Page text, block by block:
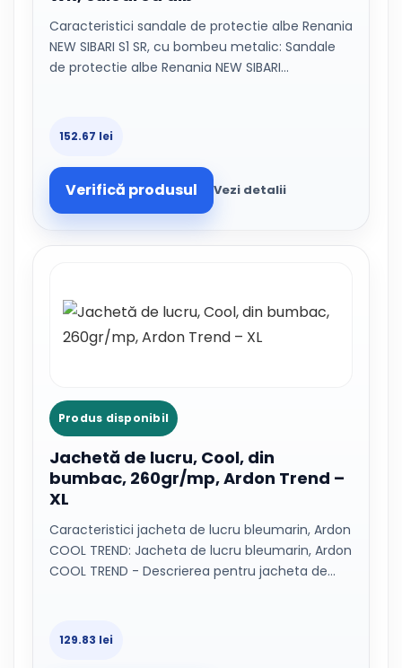
Caracteristici sandale de protectie albe Renania
NEW SIBARI S1 SR, cu bombeu metalic: Sandale
de protectie albe Renania NEW SIBARI…
152.67 lei
Verifică produsul Vezi detalii
Produs disponibil
Jachetă de lucru, Cool, din
bumbac, 260gr/mp, Ardon Trend –
XL
Caracteristici jacheta de lucru bleumarin, Ardon
COOL TREND: Jacheta de lucru bleumarin, Ardon
COOL TREND - Descrierea pentru jacheta de…
129.83 lei